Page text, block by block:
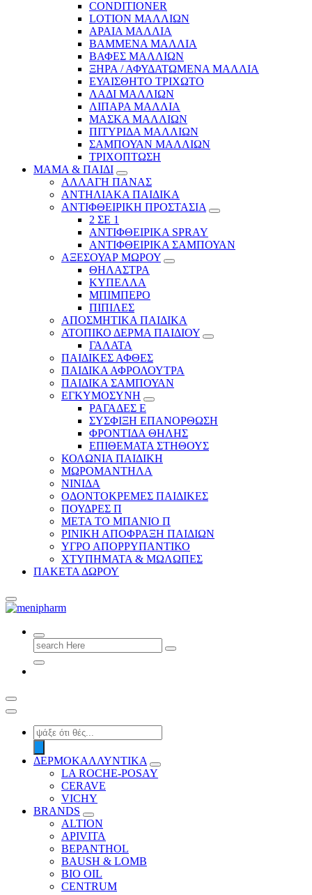
CONDITIONER
LOTION ΜΑΛΛΙΩΝ
ΑΡΑΙΑ ΜΑΛΛΙΑ
ΒΑΜΜΕΝΑ ΜΑΛΛΙΑ
ΒΑΦΕΣ ΜΑΛΛΙΩΝ
ΞΗΡΑ / ΑΦΥΔΑΤΩΜΕΝΑ ΜΑΛΛΙΑ
ΕΥΑΙΣΘΗΤΟ ΤΡΙΧΩΤΟ
ΛΑΔΙ ΜΑΛΛΙΩΝ
ΛΙΠΑΡΑ ΜΑΛΛΙΑ
ΜΑΣΚΑ ΜΑΛΛΙΩΝ
ΠΙΤΥΡΙΔΑ ΜΑΛΛΙΩΝ
ΣΑΜΠΟΥΑΝ ΜΑΛΛΙΩΝ
ΤΡΙΧΟΠΤΩΣΗ
ΜΑΜΑ & ΠΑΙΔΙ
ΑΛΛΑΓΗ ΠΑΝΑΣ
ΑΝΤΗΛΙΑΚΑ ΠΑΙΔΙΚΑ
ΑΝΤΙΦΘΕΙΡΙΚΗ ΠΡΟΣΤΑΣΙΑ
2 ΣΕ 1
ΑΝΤΙΦΘΕΙΡΙΚΑ SPRAY
ΑΝΤΙΦΘΕΙΡΙΚΑ ΣΑΜΠΟΥΑΝ
ΑΞΕΣΟΥΑΡ ΜΩΡΟΥ
ΘΗΛΑΣΤΡΑ
ΚΥΠΕΛΛΑ
ΜΠΙΜΠΕΡΟ
ΠΙΠΙΛΕΣ
ΑΠΟΣΜΗΤΙΚΑ ΠΑΙΔΙΚΑ
ΑΤΟΠΙΚΟ ΔΕΡΜΑ ΠΑΙΔΙΟΥ
ΓΑΛΑΤΑ
ΠΑΙΔΙΚΕΣ ΑΦΘΕΣ
ΠΑΙΔΙΚΑ ΑΦΡΟΛΟΥΤΡΑ
ΠΑΙΔΙΚΑ ΣΑΜΠΟΥΑΝ
ΕΓΚΥΜΟΣΥΝΗ
ΡΑΓΑΔΕΣ Ε
ΣΥΣΦΙΞΗ ΕΠΑΝΟΡΘΩΣΗ
ΦΡΟΝΤΙΔΑ ΘΗΛΗΣ
ΕΠΙΘΕΜΑΤΑ ΣΤΗΘΟΥΣ
ΚΟΛΩΝΙΑ ΠΑΙΔΙΚΗ
ΜΩΡΟΜΑΝΤΗΛΑ
ΝΙΝΙΔΑ
ΟΔΟΝΤΟΚΡΕΜΕΣ ΠΑΙΔΙΚΕΣ
ΠΟΥΔΡΕΣ Π
ΜΕΤΑ ΤΟ ΜΠΑΝΙΟ Π
ΡΙΝΙΚΗ ΑΠΟΦΡΑΞΗ ΠΑΙΔΙΩΝ
ΥΓΡΟ ΑΠΟΡΡΥΠΑΝΤΙΚΟ
ΧΤΥΠΗΜΑΤΑ & ΜΩΛΩΠΕΣ
ΠΑΚΕΤΑ ΔΩΡΟΥ
shop 2 easily
Search
for:
Products
search
ΔΕΡΜΟΚΑΛΛΥΝΤΙΚΑ
LA ROCHE-POSAY
CERAVE
VICHY
BRANDS
ALTION
APIVITA
BEPANTHOL
BAUSH & LOMB
BIO OIL
CENTRUM